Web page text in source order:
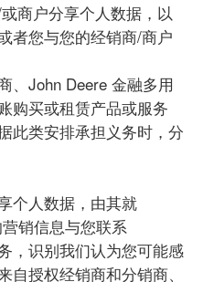
商户分享个人数据，以
者您与您的经销商/商户
、John Deere 金融多用
购买或租赁产品或服务
此类安排承担义务时，分
个人数据，由其就
销信息与您联系
，识别我们认为您可能感
授权经销商和分销商、